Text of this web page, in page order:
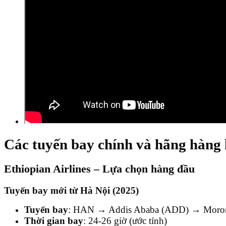
Các tuyến bay chính và hãng hàng
Ethiopian Airlines – Lựa chọn hàng đầu
Tuyến bay mới từ Hà Nội (2025)
Tuyến bay: HAN → Addis Ababa (ADD) →
Thời gian bay: 24-26 giờ (ước tính)